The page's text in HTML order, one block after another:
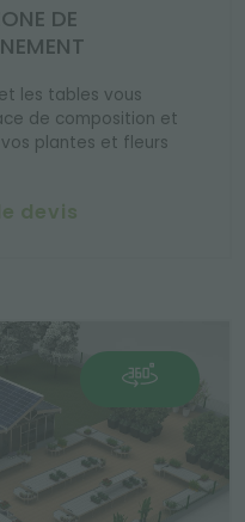
DE
les tables vous
de composition et
plantes et fleurs
devis